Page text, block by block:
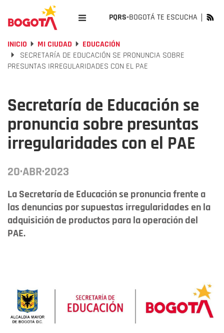
PQRS-BOGOTÁ TE ESCUCHA
INICIO MI CIUDAD
EDUCACIÓN
SECRETARÍA DE EDUCACIÓN SE PRONUNCIA SOBRE
PRESUNTAS IRREGULARIDADES CON EL PAE
Secretaría de Educación se
pronuncia sobre presuntas
irregularidades con el PAE
20·ABR·2023
La Secretaría de Educación se pronuncia frente a
las denuncias por supuestas irregularidades en la
adquisición de productos para la operación del
PAE.